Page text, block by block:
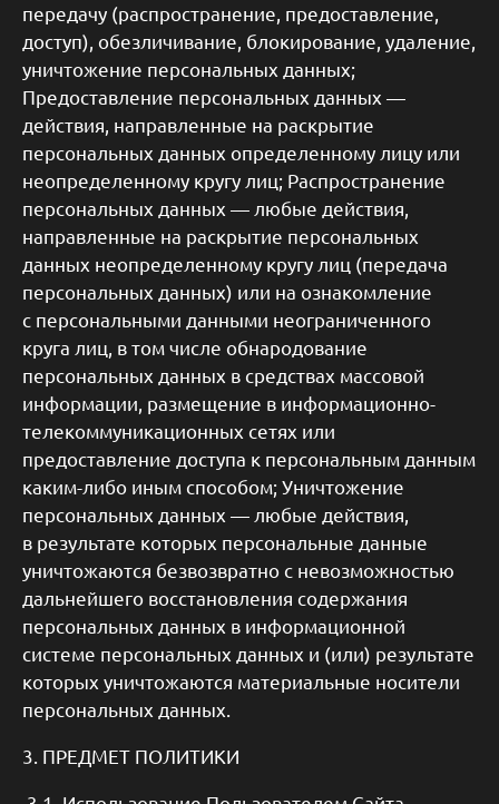
передачу (распространение, предоставление,
доступ), обезличивание, блокирование, удаление,
уничтожение персональных данных;
Предоставление персональных данных —
действия, направленные на раскрытие
персональных данных определенному лицу или
неопределенному кругу лиц; Распространение
персональных данных — любые действия,
направленные на раскрытие персональных
данных неопределенному кругу лиц (передача
персональных данных) или на ознакомление
с персональными данными неограниченного
круга лиц, в том числе обнародование
персональных данных в средствах массовой
информации, размещение в информационно-
телекоммуникационных сетях или
предоставление доступа к персональным данным
каким-либо иным способом; Уничтожение
персональных данных — любые действия,
в результате которых персональные данные
уничтожаются безвозвратно с невозможностью
дальнейшего восстановления содержания
персональных данных в информационной
системе персональных данных и (или) результате
которых уничтожаются материальные носители
персональных данных.
3. ПРЕДМЕТ ПОЛИТИКИ